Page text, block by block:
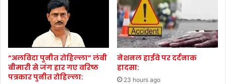
“अलविदा पुनीत रोहिल्ला” लंबी
बीमारी से जंग हार गए वरिष्ठ
पत्रकार पुनीत रोहिल्ला:
नेशनल हाईवे पर दर्दनाक
हादसा:
23 hours ago